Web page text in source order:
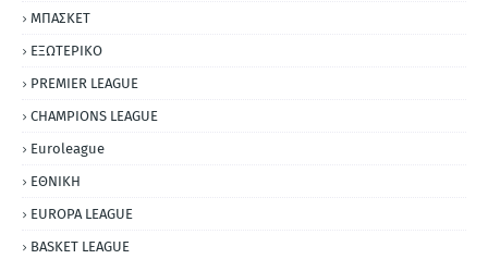
ΜΠΑΣΚΕΤ
ΕΞΩΤΕΡΙΚΟ
PREMIER LEAGUE
CHAMPIONS LEAGUE
Euroleague
ΕΘΝΙΚΗ
EUROPA LEAGUE
BASKET LEAGUE